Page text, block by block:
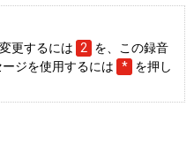
更するには 2
を、この録音
ジを使用するには
* を押し